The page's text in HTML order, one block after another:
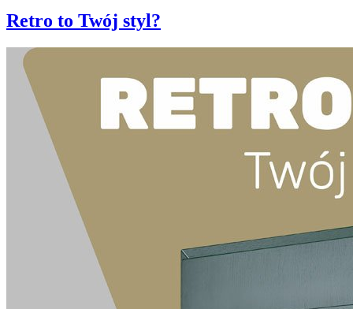
Retro to Twój styl?